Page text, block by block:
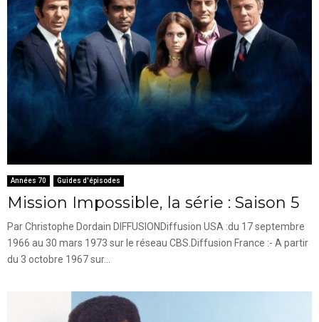
Années 70 Guides d'épisodes
Mission Impossible, la série : Saison 5
Par Christophe Dordain DIFFUSIONDiffusion USA :du 17 septembre
1966 au 30 mars 1973 sur le réseau CBS.Diffusion France :- A partir
du 3 octobre 1967 sur...